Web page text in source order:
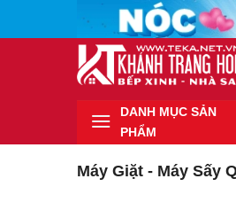
DANH MỤC SẢN
PHẨM
Máy Giặt - Máy Sấy